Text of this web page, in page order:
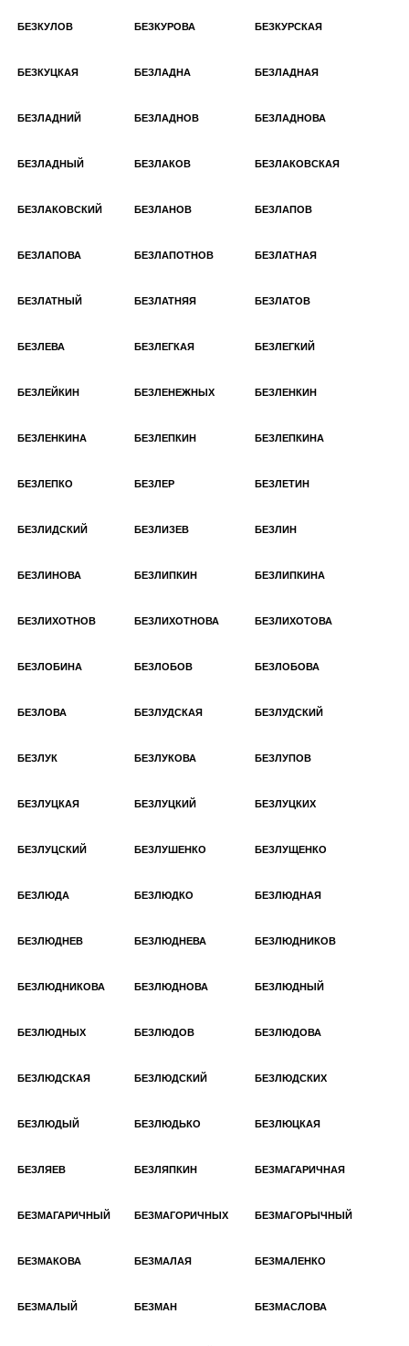
БЕЗКУЛОВ БЕЗКУРОВА БЕЗКУРСКАЯ
БЕЗКУЦКАЯ БЕЗЛАДНА БЕЗЛАДНАЯ
БЕЗЛАДНИЙ БЕЗЛАДНОВ БЕЗЛАДНОВА
БЕЗЛАДНЫЙ БЕЗЛАКОВ БЕЗЛАКОВСКАЯ
БЕЗЛАКОВСКИЙ БЕЗЛАНОВ БЕЗЛАПОВ
БЕЗЛАПОВА БЕЗЛАПОТНОВ БЕЗЛАТНАЯ
БЕЗЛАТНЫЙ БЕЗЛАТНЯЯ БЕЗЛАТОВ
БЕЗЛЕВА БЕЗЛЕГКАЯ БЕЗЛЕГКИЙ
БЕЗЛЕЙКИН БЕЗЛЕНЕЖНЫХ БЕЗЛЕНКИН
БЕЗЛЕНКИНА БЕЗЛЕПКИН БЕЗЛЕПКИНА
БЕЗЛЕПКО БЕЗЛЕР БЕЗЛЕТИН
БЕЗЛИДСКИЙ БЕЗЛИЗЕВ БЕЗЛИН
БЕЗЛИНОВА БЕЗЛИПКИН БЕЗЛИПКИНА
БЕЗЛИХОТНОВ БЕЗЛИХОТНОВА БЕЗЛИХОТОВА
БЕЗЛОБИНА БЕЗЛОБОВ БЕЗЛОБОВА
БЕЗЛОВА БЕЗЛУДСКАЯ БЕЗЛУДСКИЙ
БЕЗЛУК БЕЗЛУКОВА БЕЗЛУПОВ
БЕЗЛУЦКАЯ БЕЗЛУЦКИЙ БЕЗЛУЦКИХ
БЕЗЛУЦСКИЙ БЕЗЛУШЕНКО БЕЗЛУЩЕНКО
БЕЗЛЮДА БЕЗЛЮДКО БЕЗЛЮДНАЯ
БЕЗЛЮДНЕВ БЕЗЛЮДНЕВА БЕЗЛЮДНИКОВ
БЕЗЛЮДНИКОВА БЕЗЛЮДНОВА БЕЗЛЮДНЫЙ
БЕЗЛЮДНЫХ БЕЗЛЮДОВ БЕЗЛЮДОВА
БЕЗЛЮДСКАЯ БЕЗЛЮДСКИЙ БЕЗЛЮДСКИХ
БЕЗЛЮДЫЙ БЕЗЛЮДЬКО БЕЗЛЮЦКАЯ
БЕЗЛЯЕВ БЕЗЛЯПКИН БЕЗМАГАРИЧНАЯ
БЕЗМАГАРИЧНЫЙ БЕЗМАГОРИЧНЫХ БЕЗМАГОРЫЧНЫЙ
БЕЗМАКОВА БЕЗМАЛАЯ БЕЗМАЛЕНКО
БЕЗМАЛЫЙ БЕЗМАН БЕЗМАСЛОВА